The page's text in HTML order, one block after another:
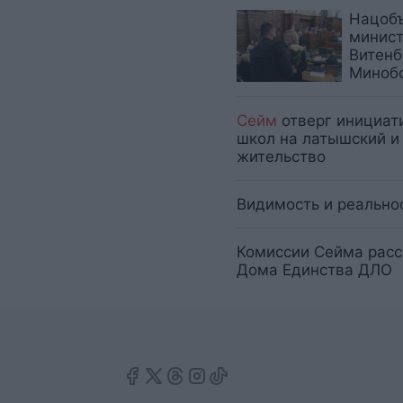
Сейм отверг
школ на латышский
жительство
Видимость и
Комиссии Сейма
Дома Единства ДЛО